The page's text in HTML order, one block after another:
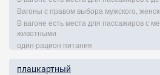
Вагоны с правом выбора мужского,
В вагоне есть места для пассажиров с
животными
один рацион питания
плацкартный